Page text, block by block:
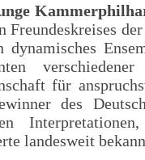
Freundeskreises
dynamisches
für
des
landesweit